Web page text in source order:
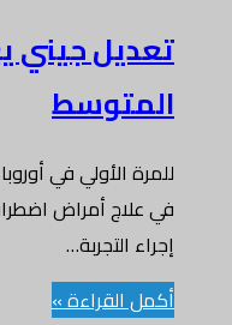
تعديل جيني
المتوسط
للمرة الأولي في
في علاج أمراض
إجراء التجربة…
أكمل القراءة »